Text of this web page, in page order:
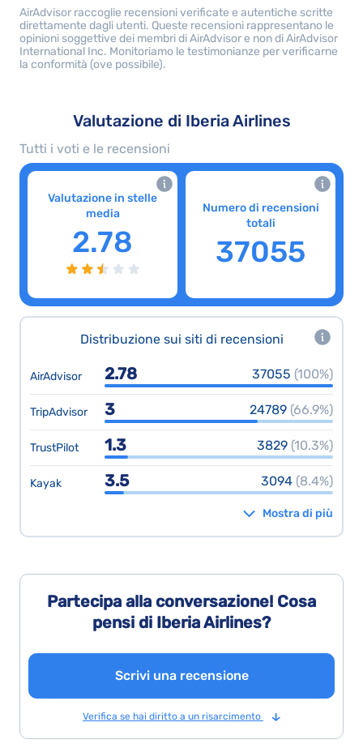
AirAdvisor raccoglie recensioni verificate e autentiche scritte
direttamente dagli utenti. Queste recensioni rappresentano le
opinioni soggettive dei membri di AirAdvisor e non di AirAdvisor
International Inc. Monitoriamo le testimonianze per verificarne
la conformità (ove possibile).
Valutazione di Iberia Airlines
Tutti i voti e le recensioni
Valutazione in stelle
media
2.78
Numero di recensioni
totali
37055
Distribuzione sui siti di recensioni
AirAdvisor 2.78 37055 (100%)
TripAdvisor 3 24789 (66.9%)
TrustPilot 1.3 3829 (10.3%)
Kayak 3.5 3094 (8.4%)
Mostra di più
Partecipa alla conversazione! Cosa
pensi di Iberia Airlines?
Scrivi una recensione
Verifica se hai diritto a un risarcimento